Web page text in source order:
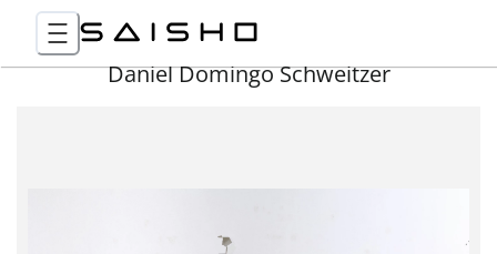
Daniel Domingo Schweitzer